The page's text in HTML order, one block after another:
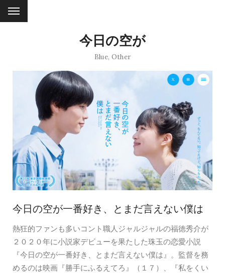
今日の空が
Blue, Other
今日の空が一番好き、とまだ言えない僕は
熱狂的ファンも多いコント職人ジャルジャルの福徳秀介が
２０２０年に小説家デビューを果たした珠玉の恋愛小説
『今日の空が一番好き、とまだ言えない僕は』。監督を務
めるのは映画『勝手にふるえてろ』（１７）、『私をくい